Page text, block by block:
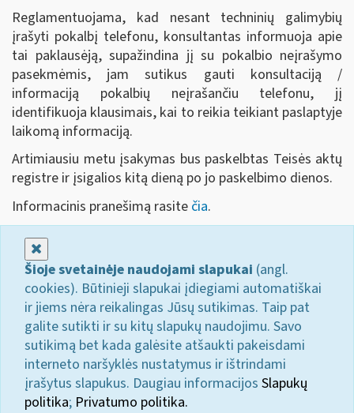
Reglamentuojama, kad nesant techninių galimybių
įrašyti pokalbį telefonu, konsultantas informuoja apie
tai paklausėją, supažindina jį su pokalbio neįrašymo
pasekmėmis, jam sutikus gauti konsultaciją /
informaciją pokalbių neįrašančiu telefonu, jį
identifikuoja klausimais, kai to reikia teikiant paslaptyje
laikomą informaciją.
Artimiausiu metu įsakymas bus paskelbtas Teisės aktų
registre ir įsigalios kitą dieną po jo paskelbimo dienos.
Informacinis pranešimą rasite čia.
Šioje svetainėje naudojami slapukai (angl.
cookies). Būtinieji slapukai įdiegiami automatiškai
ir jiems nėra reikalingas Jūsų sutikimas. Taip pat
galite sutikti ir su kitų slapukų naudojimu. Savo
sutikimą bet kada galėsite atšaukti pakeisdami
interneto naršyklės nustatymus ir ištrindami
įrašytus slapukus. Daugiau informacijos Slapukų
politika; Privatumo politika.